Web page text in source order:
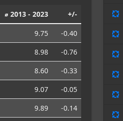
⌀ 2013 - 2023 +/-
9.75
-0.40
8.98
-0.76
8.60
-0.33
9.07
-0.05
9.89
-0.14